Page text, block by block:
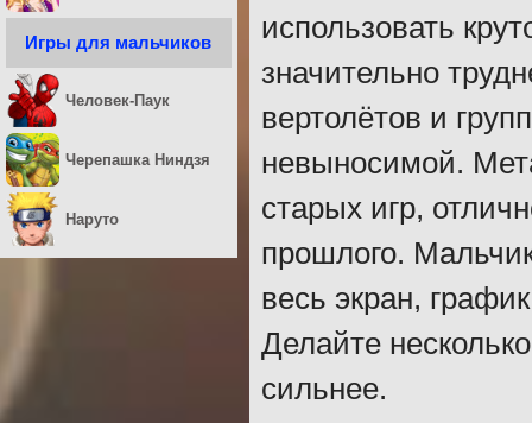
использовать
значительно
вертолётов и
невыносимой.
старых игр,
прошлого.
весь экран,
Делайте
сильнее.
Игры для мальчиков
Человек-Паук
Черепашка Ниндзя
Наруто